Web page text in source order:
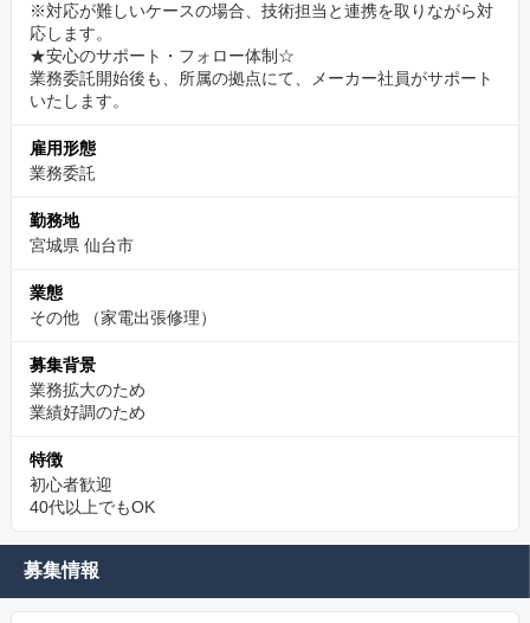
※対応が難しいケースの場合、技術担当と連携を取りながら対
応します。
★安心のサポート・フォロー体制☆
業務委託開始後も、所属の拠点にて、メーカー社員がサポート
いたします。
雇用形態
業務委託
勤務地
宮城県 仙台市
業態
その他
（家電出張修理）
募集背景
業務拡大のため
業績好調のため
特徴
初心者歓迎
40代以上でもOK
募集情報